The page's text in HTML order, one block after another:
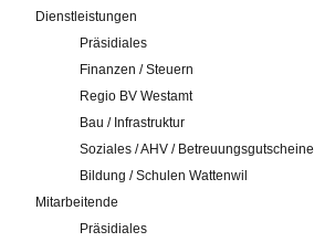
Dienstleistungen
Präsidiales
Finanzen / Steuern
Regio BV Westamt
Bau / Infrastruktur
Soziales / AHV / Betreuungsgutscheine
Bildung / Schulen Wattenwil
Mitarbeitende
Präsidiales